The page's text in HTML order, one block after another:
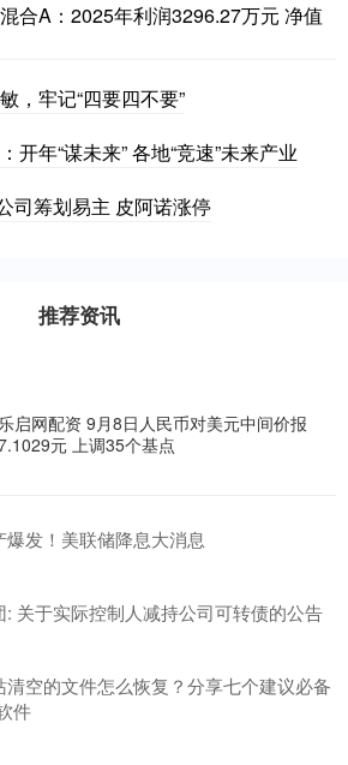
合A：2025年利润3296.27万元 净值
，牢记“四要四不要”
开年“谋未来” 各地“竞速”未来产业
司筹划易主 皮阿诺涨停
推荐资讯
乐启网配资 9月8日人民币对美元中间价报
元 上调35个基点
发！美联储降息大消息
: 关于实际控制人减持公司可转债的公告
清空的文件怎么恢复？分享七个建议必备
件